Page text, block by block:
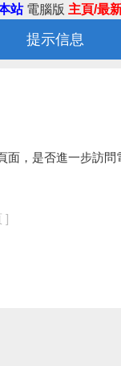
站 電腦版 主頁/最
提示信息
面，是否進一步訪問
]